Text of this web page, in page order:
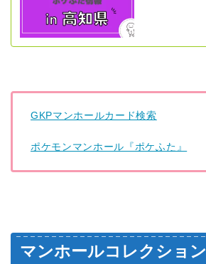
GKPマンホールカード検索
ポケモンマンホール『ポケふた』
マンホールコレクション